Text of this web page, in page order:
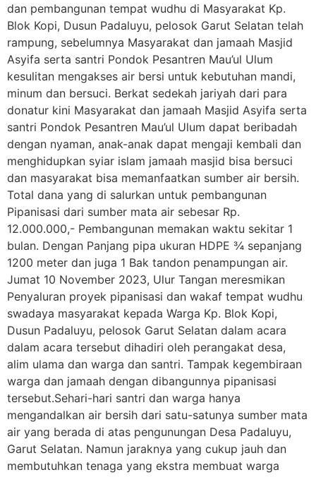
dan pembangunan tempat wudhu di Masyarakat Kp.
Blok Kopi, Dusun Padaluyu, pelosok Garut Selatan telah
rampung, sebelumnya Masyarakat dan jamaah Masjid
Asyifa serta santri Pondok Pesantren Mau’ul Ulum
kesulitan mengakses air bersi untuk kebutuhan mandi,
minum dan bersuci. Berkat sedekah jariyah dari para
donatur kini Masyarakat dan jamaah Masjid Asyifa serta
santri Pondok Pesantren Mau’ul Ulum dapat beribadah
dengan nyaman, anak-anak dapat mengaji kembali dan
menghidupkan syiar islam jamaah masjid bisa bersuci
dan masyarakat bisa memanfaatkan sumber air bersih.
Total dana yang di salurkan untuk pembangunan
Pipanisasi dari sumber mata air sebesar Rp.
12.000.000,- Pembangunan memakan waktu sekitar 1
bulan. Dengan Panjang pipa ukuran HDPE ¾ sepanjang
1200 meter dan juga 1 Bak tandon penampungan air.
Jumat 10 November 2023, Ulur Tangan meresmikan
Penyaluran proyek pipanisasi dan wakaf tempat wudhu
swadaya masyarakat kepada Warga Kp. Blok Kopi,
Dusun Padaluyu, pelosok Garut Selatan dalam acara
dalam acara tersebut dihadiri oleh perangakat desa,
alim ulama dan warga dan santri. Tampak kegembiraan
warga dan jamaah dengan dibangunnya pipanisasi
tersebut.Sehari-hari santri dan warga hanya
mengandalkan air bersih dari satu-satunya sumber mata
air yang berada di atas pengunungan Desa Padaluyu,
Garut Selatan. Namun jaraknya yang cukup jauh dan
membutuhkan tenaga yang ekstra membuat warga